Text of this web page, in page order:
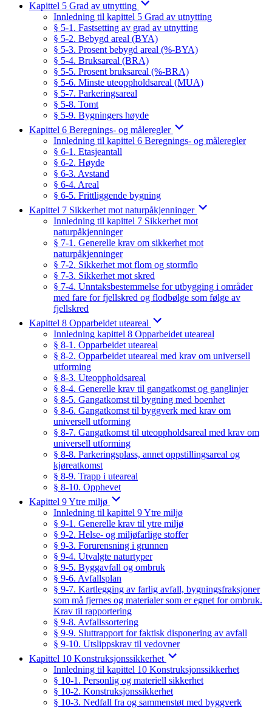
Kapittel 5 Grad av utnytting
Innledning til kapittel 5 Grad av utnytting
§ 5-1. Fastsetting av grad av utnytting
§ 5-2. Bebygd areal (BYA)
§ 5-3. Prosent bebygd areal (%-BYA)
§ 5-4. Bruksareal (BRA)
§ 5-5. Prosent bruksareal (%-BRA)
§ 5-6. Minste uteoppholdsareal (MUA)
§ 5-7. Parkeringsareal
§ 5-8. Tomt
§ 5-9. Bygningers høyde
Kapittel 6 Beregnings- og måleregler
Innledning til kapittel 6 Beregnings- og måleregler
§ 6-1. Etasjeantall
§ 6-2. Høyde
§ 6-3. Avstand
§ 6-4. Areal
§ 6-5. Frittliggende bygning
Kapittel 7 Sikkerhet mot naturpåkjenninger
Innledning til kapittel 7 Sikkerhet mot
naturpåkjenninger
§ 7-1. Generelle krav om sikkerhet mot
naturpåkjenninger
§ 7-2. Sikkerhet mot flom og stormflo
§ 7-3. Sikkerhet mot skred
§ 7-4. Unntaksbestemmelse for utbygging i områder
med fare for fjellskred og flodbølge som følge av
fjellskred
Kapittel 8 Opparbeidet uteareal
Innledning kapittel 8 Opparbeidet uteareal
§ 8-1. Opparbeidet uteareal
§ 8-2. Opparbeidet uteareal med krav om universell
utforming
§ 8-3. Uteoppholdsareal
§ 8-4. Generelle krav til gangatkomst og ganglinjer
§ 8-5. Gangatkomst til bygning med boenhet
§ 8-6. Gangatkomst til byggverk med krav om
universell utforming
§ 8-7. Gangatkomst til uteoppholdsareal med krav om
universell utforming
§ 8-8. Parkeringsplass, annet oppstillingsareal og
kjøreatkomst
§ 8-9. Trapp i uteareal
§ 8-10. Opphevet
Kapittel 9 Ytre miljø
Innledning til kapittel 9 Ytre miljø
§ 9-1. Generelle krav til ytre miljø
§ 9-2. Helse- og miljøfarlige stoffer
§ 9-3. Forurensning i grunnen
§ 9-4. Utvalgte naturtyper
§ 9-5. Byggavfall og ombruk
§ 9-6. Avfallsplan
§ 9-7. Kartlegging av farlig avfall, bygningsfraksjoner
som må fjernes og materialer som er egnet for ombruk.
Krav til rapportering
§ 9-8. Avfallssortering
§ 9-9. Sluttrapport for faktisk disponering av avfall
§ 9-10. Utslippskrav til vedovner
Kapittel 10 Konstruksjonssikkerhet
Innledning til kapittel 10 Konstruksjonssikkerhet
§ 10-1. Personlig og materiell sikkerhet
§ 10-2. Konstruksjonssikkerhet
§ 10-3. Nedfall fra og sammenstøt med byggverk